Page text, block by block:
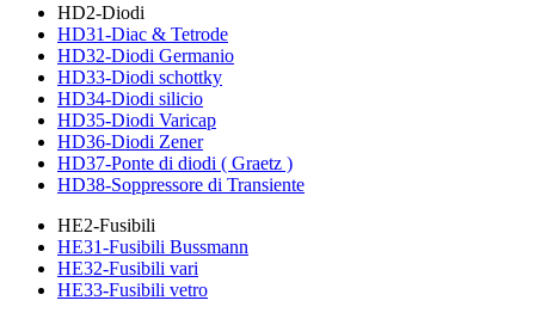
HD2-Diodi
HD31-Diac & Tetrode
HD32-Diodi Germanio
HD33-Diodi schottky
HD34-Diodi silicio
HD35-Diodi Varicap
HD36-Diodi Zener
HD37-Ponte di diodi ( Graetz )
HD38-Soppressore di Transiente
HE2-Fusibili
HE31-Fusibili Bussmann
HE32-Fusibili vari
HE33-Fusibili vetro